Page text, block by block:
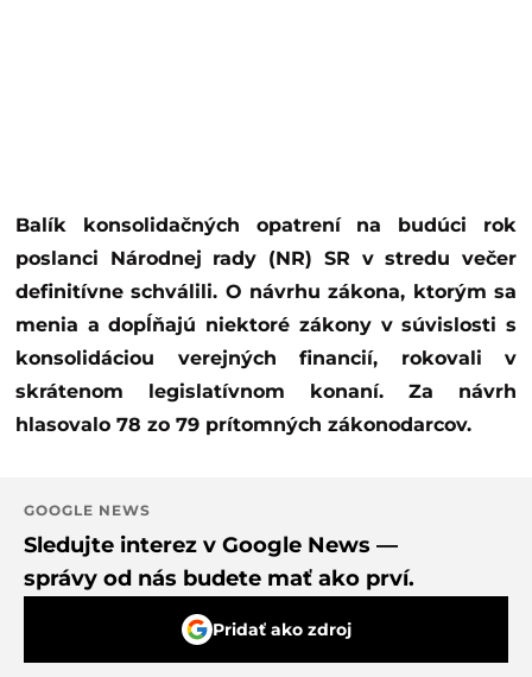
Balík konsolidačných opatrení na budúci rok
poslanci Národnej rady (NR) SR v stredu večer
definitívne schválili. O návrhu zákona, ktorým sa
menia a dopĺňajú niektoré zákony v súvislosti s
konsolidáciou verejných financií, rokovali v
skrátenom legislatívnom konaní. Za návrh
hlasovalo 78 zo 79 prítomných zákonodarcov.
GOOGLE NEWS
Sledujte interez v Google News —
správy od nás budete mať ako prví.
Pridať ako zdroj